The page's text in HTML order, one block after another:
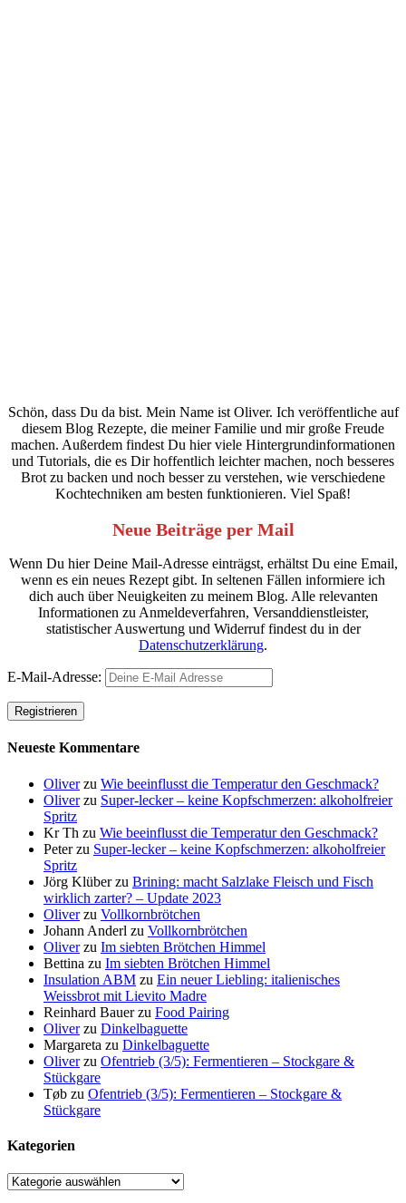
Schön, dass Du da bist. Mein Name ist Oliver. Ich veröffentliche auf
diesem Blog Rezepte, die meiner Familie und mir große Freude
machen. Außerdem findest Du hier viele Hintergrundinformationen
und Tutorials, die es Dir hoffentlich leichter machen, noch besseres
Brot zu backen und noch besser zu verstehen, wie verschiedene
Kochtechniken am besten funktionieren. Viel Spaß!
Neue Beiträge per Mail
Wenn Du hier Deine Mail-Adresse einträgst, erhältst Du eine Email,
wenn es ein neues Rezept gibt. In seltenen Fällen informiere ich
dich auch über Neuigkeiten zu meinem Blog. Alle relevanten
Informationen zu Anmeldeverfahren, Versanddienstleister,
statistischer Auswertung und Widerruf findest du in der
Datenschutzerklärung.
E-Mail-Adresse:
Neueste Kommentare
Oliverzu Wie beeinflusst die Temperatur den Geschmack?
Oliverzu Super-lecker – keine Kopfschmerzen: alkoholfreier
Spritz
Kr Th zu Wie beeinflusst die Temperatur den Geschmack?
Peterzu Super-lecker – keine Kopfschmerzen: alkoholfreier
Spritz
Jörg Klüberzu Brining: macht Salzlake Fleisch und Fisch
wirklich zarter? – Update 2023
Oliverzu Vollkornbrötchen
Johann Anderl zu Vollkornbrötchen
Oliverzu Im siebten Brötchen Himmel
Bettina zu Im siebten Brötchen Himmel
Insulation ABM zu Ein neuer Liebling: italienisches
Weissbrot mit Lievito Madre
Reinhard Bauerzu Food Pairing
Oliverzu Dinkelbaguette
Margareta zu Dinkelbaguette
Oliverzu Ofentrieb (3/5): Fermentieren – Stockgare &
Stückgare
Tøb zu Ofentrieb (3/5): Fermentieren – Stockgare &
Stückgare
Kategorien
Kategorien